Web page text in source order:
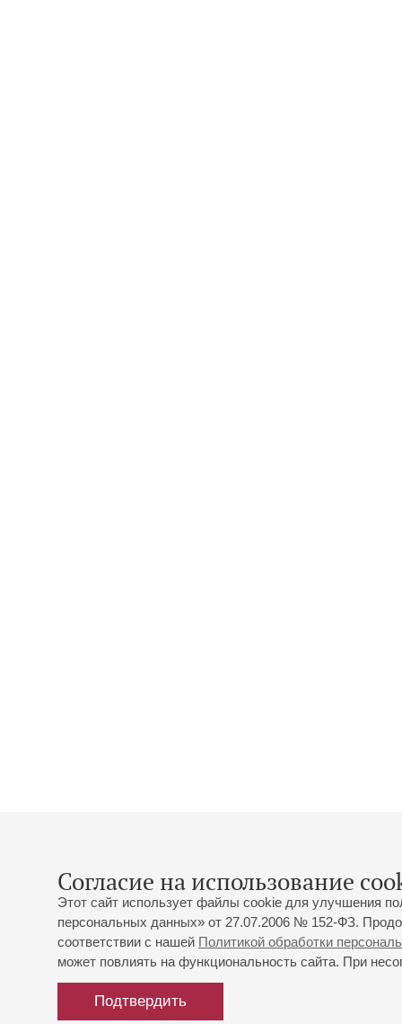
Согласие на использование
Этот сайт использует файлы cookie для улучшения
персональных данных» от 27.07.2006 № 152-ФЗ.
соответствии с нашей Политикой обработки
может повлиять на функциональность сайта. При
Подтвердить